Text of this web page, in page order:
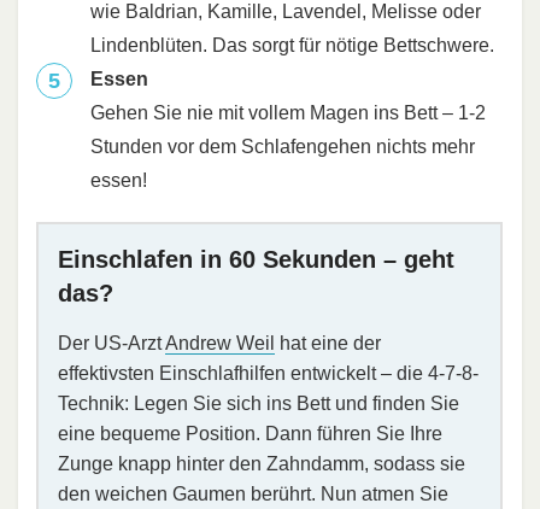
wie Baldrian, Kamille, Lavendel, Melisse oder
Lindenblüten. Das sorgt für nötige Bettschwere.
Essen
Gehen Sie nie mit vollem Magen ins Bett – 1-2
Stunden vor dem Schlafengehen nichts mehr
essen!
Einschlafen in 60 Sekunden – geht
das?
Der US-ArztAndrew Weil
hat eine der
effektivsten Einschlafhilfen entwickelt – die 4-7-8-
Technik: Legen Sie sich ins Bett und finden Sie
eine bequeme Position. Dann führen Sie Ihre
Zunge knapp hinter den Zahndamm, sodass sie
den weichen Gaumen berührt. Nun atmen Sie